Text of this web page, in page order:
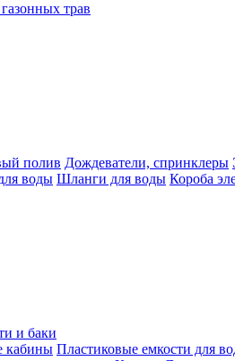
трав
полив Дождеватели, спринклеры
воды Шланги для воды Короба
и баки
кабины Пластиковые емкости для